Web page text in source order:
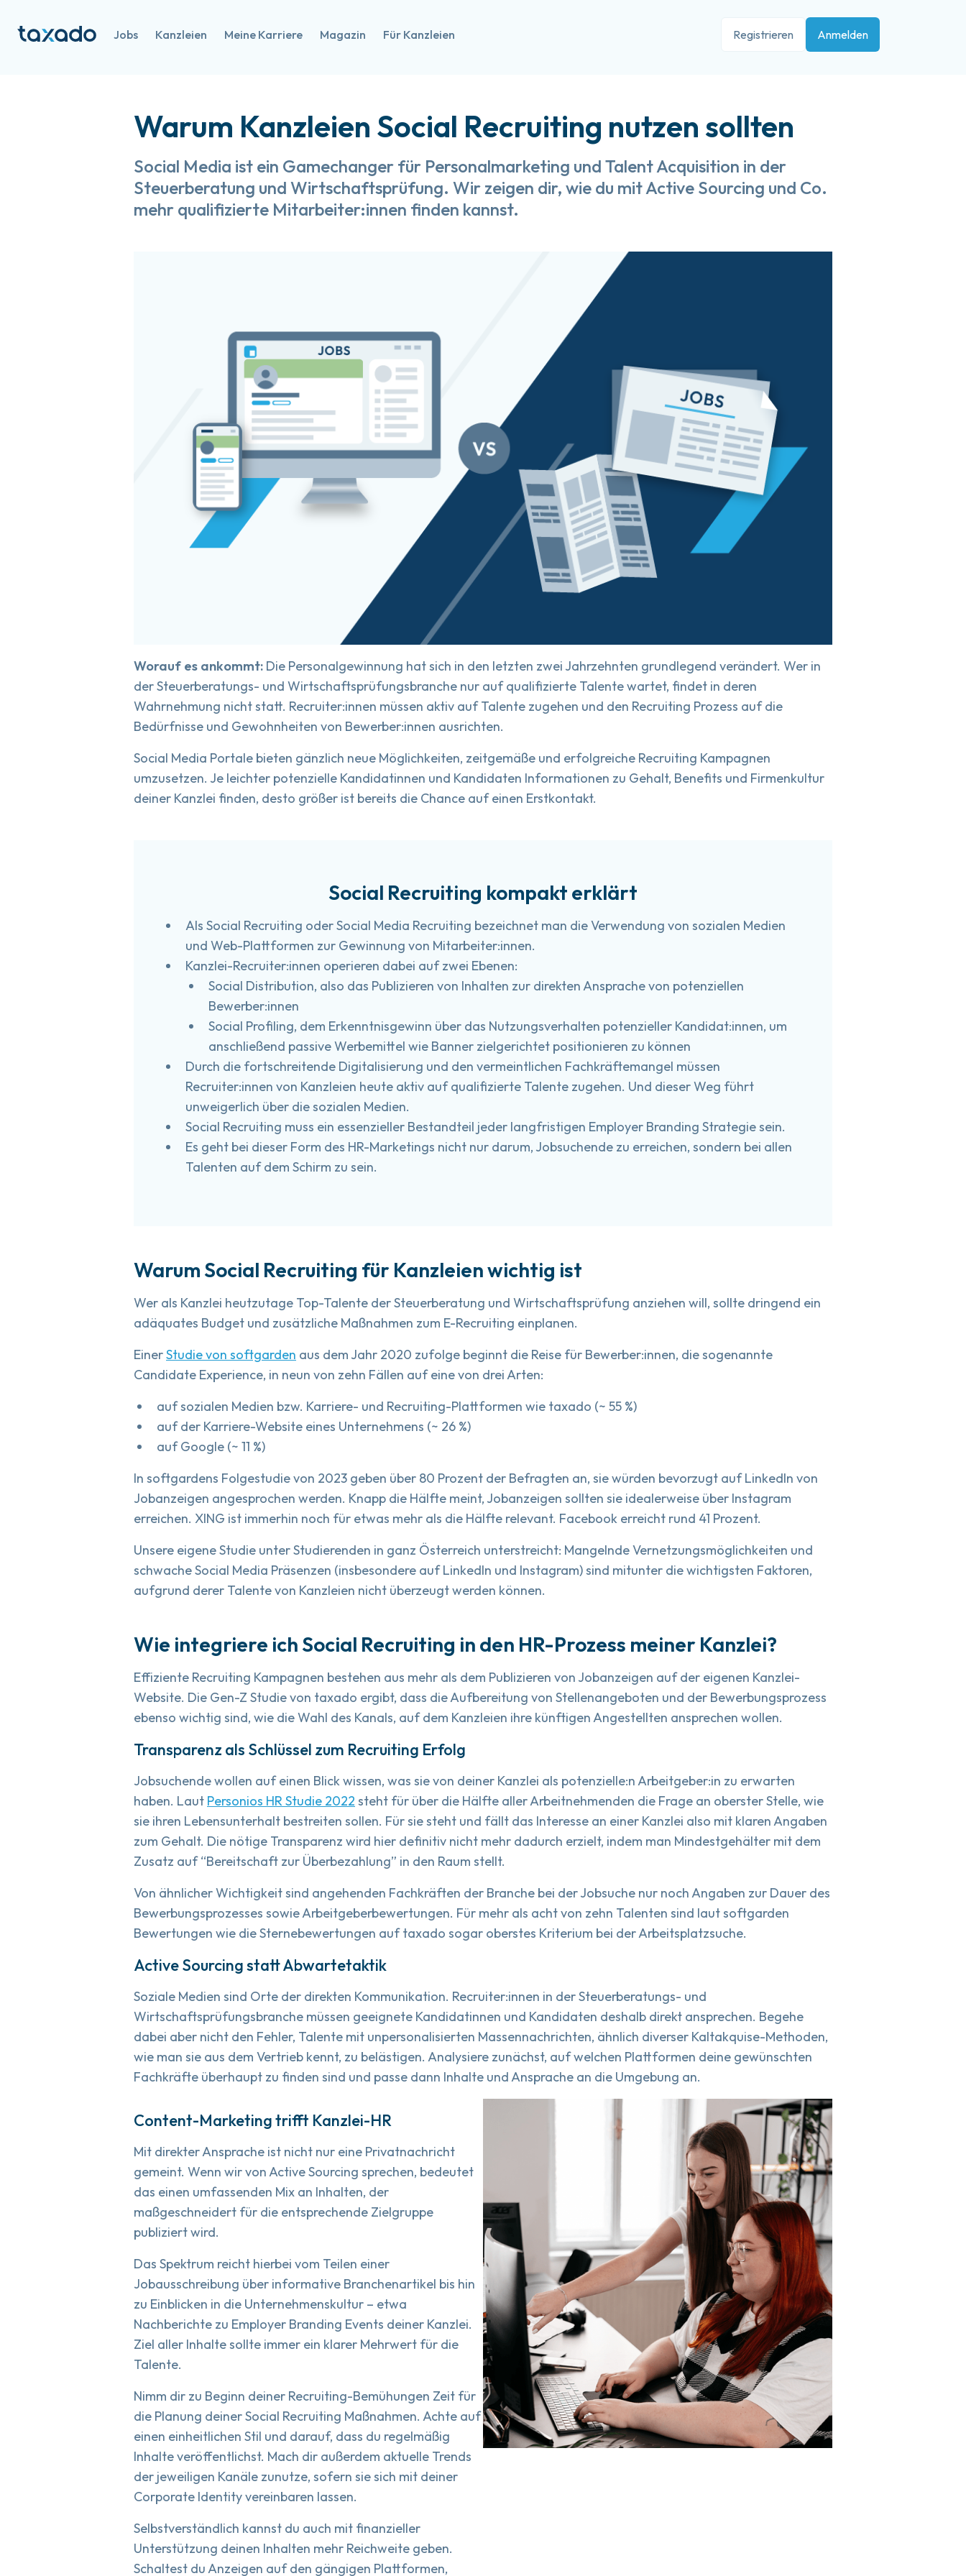
Jobs Kanzleien Meine Karriere Magazin Für Kanzleien Registrieren Anmelden
Warum Kanzleien Social Recruiting nutzen sollten
Social Media ist ein Gamechanger für Personalmarketing und Talent Acquisition in der
Steuerberatung und Wirtschaftsprüfung. Wir zeigen dir, wie du mit Active Sourcing und Co.
mehr qualifizierte Mitarbeiter:innen finden kannst.
Worauf es ankommt: Die Personalgewinnung hat sich in den letzten zwei Jahrzehnten grundlegend verändert. Wer in
der Steuerberatungs- und Wirtschaftsprüfungsbranche nur auf qualifizierte Talente wartet, findet in deren
Wahrnehmung nicht statt. Recruiter:innen müssen aktiv auf Talente zugehen und den Recruiting Prozess auf die
Bedürfnisse und Gewohnheiten von Bewerber:innen ausrichten.
Social Media Portale bieten gänzlich neue Möglichkeiten, zeitgemäße und erfolgreiche Recruiting Kampagnen
umzusetzen. Je leichter potenzielle Kandidatinnen und Kandidaten Informationen zu Gehalt, Benefits und Firmenkultur
deiner Kanzlei finden, desto größer ist bereits die Chance auf einen Erstkontakt.
Social Recruiting kompakt erklärt
Als Social Recruiting oder Social Media Recruiting bezeichnet man die Verwendung von sozialen Medien
und Web-Plattformen zur Gewinnung von Mitarbeiter:innen.
Kanzlei-Recruiter:innen operieren dabei auf zwei Ebenen:
Social Distribution, also das Publizieren von Inhalten zur direkten Ansprache von potenziellen
Bewerber:innen
Social Profiling, dem Erkenntnisgewinn über das Nutzungsverhalten potenzieller Kandidat:innen, um
anschließend passive Werbemittel wie Banner zielgerichtet positionieren zu können
Durch die fortschreitende Digitalisierung und den vermeintlichen Fachkräftemangel müssen
Recruiter:innen von Kanzleien heute aktiv auf qualifizierte Talente zugehen. Und dieser Weg führt
unweigerlich über die sozialen Medien.
Social Recruiting muss ein essenzieller Bestandteil jeder langfristigen Employer Branding Strategie sein.
Es geht bei dieser Form des HR-Marketings nicht nur darum, Jobsuchende zu erreichen, sondern bei allen
Talenten auf dem Schirm zu sein.
Warum Social Recruiting für Kanzleien wichtig ist
Wer als Kanzlei heutzutage Top-Talente der Steuerberatung und Wirtschaftsprüfung anziehen will, sollte dringend ein
adäquates Budget und zusätzliche Maßnahmen zum E-Recruiting einplanen.
EinerStudie von softgarden aus dem Jahr 2020 zufolge beginnt die Reise für Bewerber:innen, die sogenannte
Candidate Experience, in neun von zehn Fällen auf eine von drei Arten:
auf sozialen Medien bzw. Karriere- und Recruiting-Plattformen wie taxado (~ 55 %)
auf der Karriere-Website eines Unternehmens (~ 26 %)
auf Google (~ 11 %)
In softgardens Folgestudie von 2023 geben über 80 Prozent der Befragten an, sie würden bevorzugt auf LinkedIn von
Jobanzeigen angesprochen werden. Knapp die Hälfte meint, Jobanzeigen sollten sie idealerweise über Instagram
erreichen. XING ist immerhin noch für etwas mehr als die Hälfte relevant. Facebook erreicht rund 41 Prozent.
Unsere eigene Studie unter Studierenden in ganz Österreich unterstreicht: Mangelnde Vernetzungsmöglichkeiten und
schwache Social Media Präsenzen (insbesondere auf LinkedIn und Instagram) sind mitunter die wichtigsten Faktoren,
aufgrund derer Talente von Kanzleien nicht überzeugt werden können.
Wie integriere ich Social Recruiting in den HR-Prozess meiner Kanzlei?
Effiziente Recruiting Kampagnen bestehen aus mehr als dem Publizieren von Jobanzeigen auf der eigenen Kanzlei-
Website. Die Gen-Z Studie von taxado ergibt, dass die Aufbereitung von Stellenangeboten und der Bewerbungsprozess
ebenso wichtig sind, wie die Wahl des Kanals, auf dem Kanzleien ihre künftigen Angestellten ansprechen wollen.
Transparenz als Schlüssel zum Recruiting Erfolg
Jobsuchende wollen auf einen Blick wissen, was sie von deiner Kanzlei als potenzielle:n Arbeitgeber:in zu erwarten
haben. Laut Personios HR Studie 2022 steht für über die Hälfte aller Arbeitnehmenden die Frage an oberster Stelle, wie
sie ihren Lebensunterhalt bestreiten sollen. Für sie steht und fällt das Interesse an einer Kanzlei also mit klaren Angaben
zum Gehalt. Die nötige Transparenz wird hier definitiv nicht mehr dadurch erzielt, indem man Mindestgehälter mit dem
Zusatz auf “Bereitschaft zur Überbezahlung” in den Raum stellt.
Von ähnlicher Wichtigkeit sind angehenden Fachkräften der Branche bei der Jobsuche nur noch Angaben zur Dauer des
Bewerbungsprozesses sowie Arbeitgeberbewertungen. Für mehr als acht von zehn Talenten sind laut softgarden
Bewertungen wie die Sternebewertungen auf taxado sogar oberstes Kriterium bei der Arbeitsplatzsuche.
Active Sourcing statt Abwartetaktik
Soziale Medien sind Orte der direkten Kommunikation. Recruiter:innen in der Steuerberatungs- und
Wirtschaftsprüfungsbranche müssen geeignete Kandidatinnen und Kandidaten deshalb direkt ansprechen. Begehe
dabei aber nicht den Fehler, Talente mit unpersonalisierten Massennachrichten, ähnlich diverser Kaltakquise-Methoden,
wie man sie aus dem Vertrieb kennt, zu belästigen. Analysiere zunächst, auf welchen Plattformen deine gewünschten
Fachkräfte überhaupt zu finden sind und passe dann Inhalte und Ansprache an die Umgebung an.
Content-Marketing trifft Kanzlei-HR
Mit direkter Ansprache ist nicht nur eine Privatnachricht
gemeint. Wenn wir von Active Sourcing sprechen, bedeutet
das einen umfassenden Mix an Inhalten, der
maßgeschneidert für die entsprechende Zielgruppe
publiziert wird.
Das Spektrum reicht hierbei vom Teilen einer
Jobausschreibung über informative Branchenartikel bis hin
zu Einblicken in die Unternehmenskultur – etwa
Nachberichte zu Employer Branding Events deiner Kanzlei.
Ziel aller Inhalte sollte immer ein klarer Mehrwert für die
Talente.
Nimm dir zu Beginn deiner Recruiting-Bemühungen Zeit für
die Planung deiner Social Recruiting Maßnahmen. Achte auf
einen einheitlichen Stil und darauf, dass du regelmäßig
Inhalte veröffentlichst. Mach dir außerdem aktuelle Trends
der jeweiligen Kanäle zunutze, sofern sie sich mit deiner
Corporate Identity vereinbaren lassen.
Selbstverständlich kannst du auch mit finanzieller
Unterstützung deinen Inhalten mehr Reichweite geben.
Schaltest du Anzeigen auf den gängigen Plattformen,